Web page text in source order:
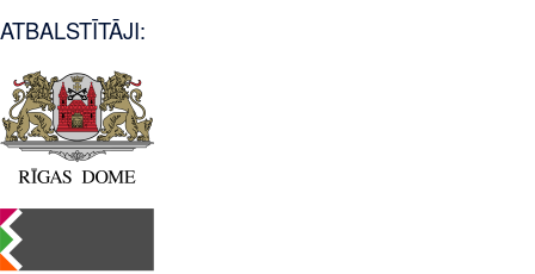
ATBALSTĪTĀJI: